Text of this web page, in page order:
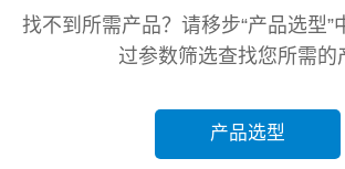
找不到所需产品？请移步“产品选型”
过参数筛选查找您所需的
产品选型